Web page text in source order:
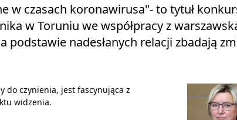
w czasach koronawirusa"- to tytuł
w Toruniu we współpracy z
podstawie nadesłanych relacji zbadają
do czynienia, jest fascynująca z
widzenia.